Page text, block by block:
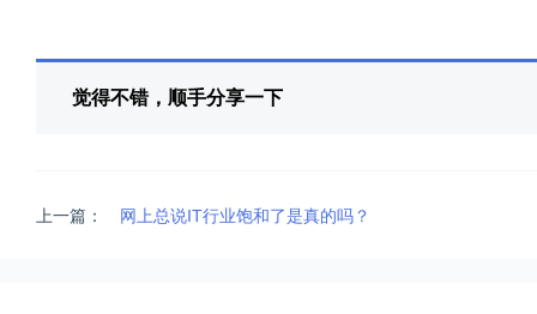
觉得不错，顺手分享一下
上一篇： 网上总说IT行业饱和了是真的吗？